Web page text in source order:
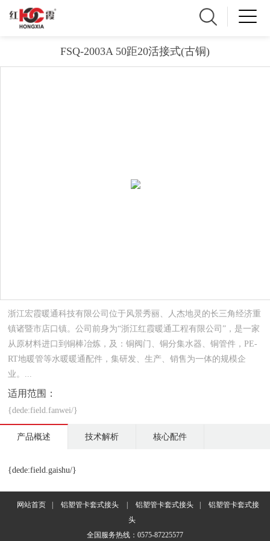
FSQ-2003A 50距20活接式(古铜)
浙江宏霞暖通科技有限公司位于风景秀丽、人杰地灵的长三角经济重
镇诸暨市店口镇。公司前身为“浙江红霞暖通工程有限公司”，是一家
从原材料进口到铜棒冶炼，及：铜阀门、铜分集水器、铜管件，PE-
RT地暖管等水暖暖通配件，集研发、生产、销售为一体的规模企
业。...
适用范围：
{dede:field.fanwei/}
产品概述 技术解析 核心配件
{dede:field.gaishu/}
网站首页 铝塑管卡套式接头 铝塑管卡套式接头
铝塑管卡套式接
头
全国服务热线：0575-87225577